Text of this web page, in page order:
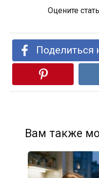
Оцените
Поделиться
Вам также